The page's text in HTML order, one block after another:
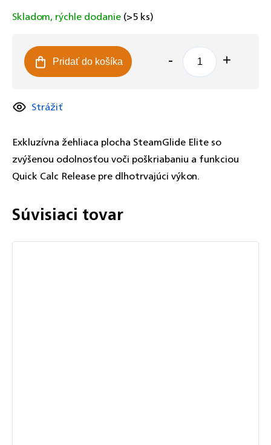
cena:
Skladom, rýchle dodanie(>5 ks)
Pridať do košíka
Exkluzívna žehliaca plocha SteamGlide Elite so
zvýšenou odolnosťou voči poškriabaniu a funkciou
Quick Calc Release pre dlhotrvajúci výkon.
Strážiť
Súvisiaci tovar